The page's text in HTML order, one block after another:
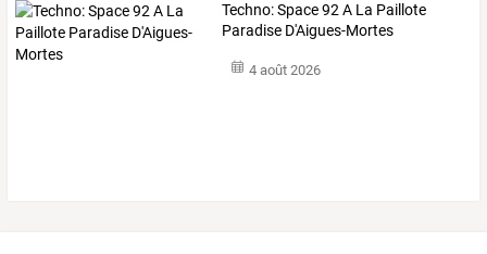
Techno: Space 92 A La Paillote
Paradise D'Aigues-Mortes
4 août 2026